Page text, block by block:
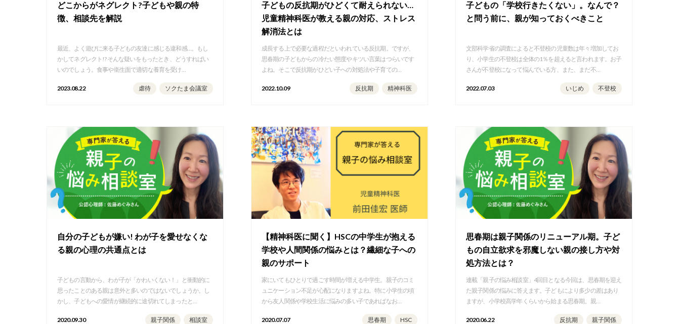
どこからがネグレクト?子どもや親の特
徴、相談先を解説
最近、よく遊びに来る子どもの友達に感じる違和感…。もし
かしてネグレクト!? そんな疑いをもったとき、どうすればい
いのでしょう。食事や衛生面で適切な養育を受け…
2023.08.22 虐待 ソクたま会議室
子どもの反抗期がひどくて耐えられない…
児童精神科医が教える親の対応、ストレス
解消法とは
成長する上で必要な過程だといわれている反抗期。ですが、
思春期の子どもからの冷たい態度やキツい言葉はつらいです
よね。そこで反抗期がひどい子への対処法や子育ての…
2022.10.09 反抗期 精神科医
子どもの「学校行きたくない」。なんで？
と問う前に、親が知っておくべきこと
文部科学省の調査によると不登校の児童数は年々増加してお
り、小学生の不登校は全体の1％を超えると言われます。お子
さんが不登校になって悩んでいる方、また、まだ不…
2022.07.03 いじめ 不登校
自分の子どもが嫌い! わが子を愛せなくな
る親の心理の共通点とは
子どもの言動から、わが子が「かわいくない！」と衝動的に
思ったことのある親は意外と多いのではないでしょうか。し
かし、子どもへの愛情が継続的に途切れてしまったと…
2020.09.30 親子関係 相談室
【精神科医に聞く】HSCの中学生が抱える
学校や人間関係の悩みとは？繊細な子への
親のサポート
家にいてもひとりで過ごす時間が増える中学生。親子のコミ
ュニケーション不足が心配になりますよね。特に小学生の頃
から友人関係や学校生活に悩みの多い子であればなお…
2020.07.07 思春期 HSC
思春期は親子関係のリニューアル期。子ど
もの自立欲求を邪魔しない親の接し方や対
処方法とは？
連載「親子の悩み相談室」4回目となる今回は、思春期を迎え
た親子関係の悩みに答えます。子どもにより多少の差はあり
ますが、小学校高学年くらいから始まる思春期。親…
2020.06.22 反抗期 親子関係